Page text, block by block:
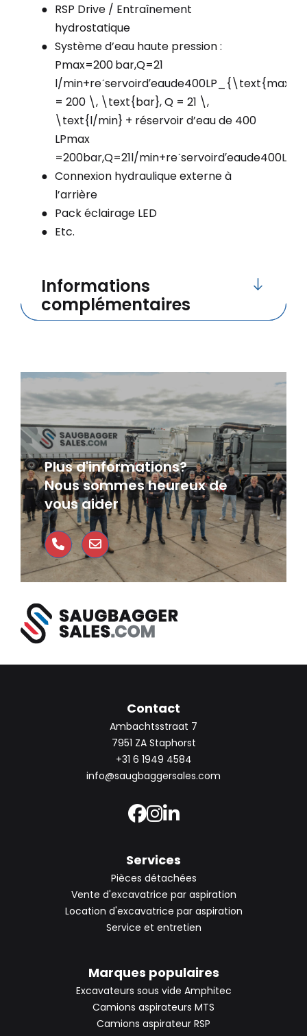
Plus d'informations?
Nous sommes heureux de
vous aider
RSP Drive / Entraînement
hydrostatique
Système d’eau haute pression :
Pmax=200 bar,Q=21
l/min+reˊservoird′eaude400LP_{\text{max}}
= 200 \, \text{bar}, Q = 21 \,
\text{l/min} + réservoir d’eau de 400
LPmax
=200bar,Q=21l/min+reˊservoird′eaude400L
Connexion hydraulique externe à
l’arrière
Pack éclairage LED
Etc.
Informations
complémentaires
Contact
Ambachtsstraat 7
7951 ZA Staphorst
+31 6 1949 4584
info@saugbaggersales.com
Services
Pièces détachées
Vente d'excavatrice par aspiration
Location d'excavatrice par aspiration
Service et entretien
Marques populaires
Excavateurs sous vide Amphitec
Camions aspirateurs MTS
Camions aspirateur RSP